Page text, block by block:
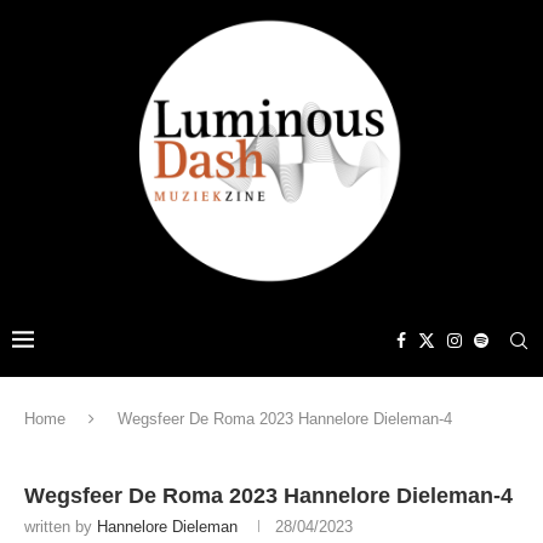
Home Wegsfeer De Roma 2023 Hannelore Dieleman-4
Wegsfeer De Roma 2023 Hannelore Dieleman-4
written by Hannelore Dieleman 28/04/2023